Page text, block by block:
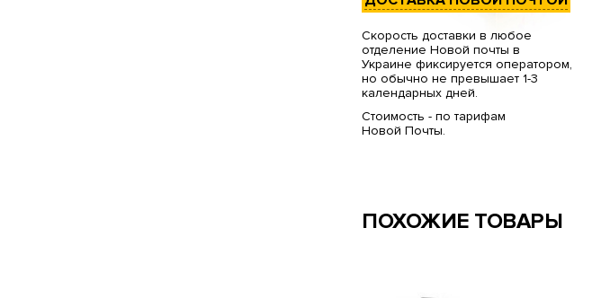
Скорость доставки в любое
отделение Новой почты в
Украине фиксируется оператором,
но обычно не превышает 1-3
календарных дней.
Стоимость - по тарифам
Новой Почты.
ПОХОЖИЕ ТОВАРЫ